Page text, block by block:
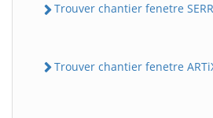
Trouver chantier fenetre
Trouver chantier fenetre